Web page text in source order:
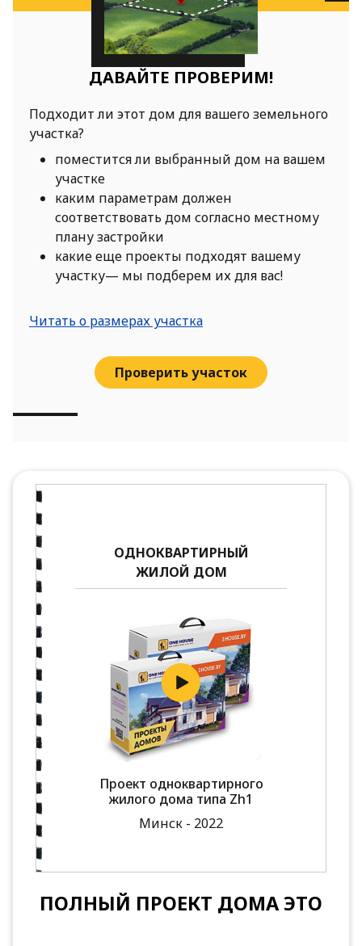
ДАВАЙТЕ ПРОВЕРИМ!
Подходит ли этот дом для вашего земельного
участка?
поместится ли выбранный дом на вашем
участке
каким параметрам должен
соответствовать дом согласно местному
плану застройки
какие еще проекты подходят вашему
участку— мы подберем их для вас!
Читать о размерах участка
Проверить участок
ОДНОКВАРТИРНЫЙ
ЖИЛОЙ ДОМ
Проект одноквартирного
жилого дома типа Zh1
Минск - 2022
ПОЛНЫЙ ПРОЕКТ ДОМА ЭТО